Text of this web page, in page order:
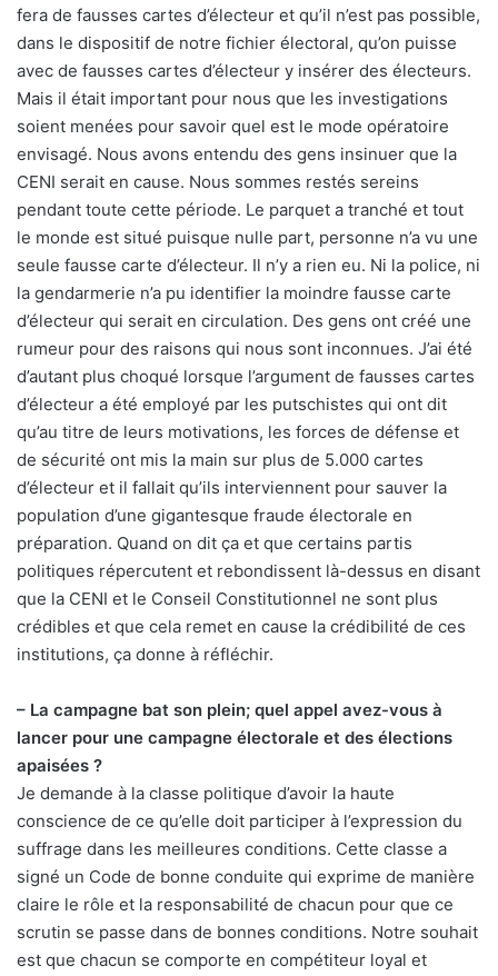
fera de fausses cartes d’électeur et qu’il n’est pas possible,
dans le dispositif de notre fichier électoral, qu’on puisse
avec de fausses cartes d’électeur y insérer des électeurs.
Mais il était important pour nous que les investigations
soient menées pour savoir quel est le mode opératoire
envisagé. Nous avons entendu des gens insinuer que la
CENI serait en cause. Nous sommes restés sereins
pendant toute cette période. Le parquet a tranché et tout
le monde est situé puisque nulle part, personne n’a vu une
seule fausse carte d’électeur. Il n’y a rien eu. Ni la police, ni
la gendarmerie n’a pu identifier la moindre fausse carte
d’électeur qui serait en circulation. Des gens ont créé une
rumeur pour des raisons qui nous sont inconnues. J’ai été
d’autant plus choqué lorsque l’argument de fausses cartes
d’électeur a été employé par les putschistes qui ont dit
qu’au titre de leurs motivations, les forces de défense et
de sécurité ont mis la main sur plus de 5.000 cartes
d’électeur et il fallait qu’ils interviennent pour sauver la
population d’une gigantesque fraude électorale en
préparation. Quand on dit ça et que certains partis
politiques répercutent et rebondissent là-dessus en disant
que la CENI et le Conseil Constitutionnel ne sont plus
crédibles et que cela remet en cause la crédibilité de ces
institutions, ça donne à réfléchir.
– La campagne bat son plein; quel appel avez-vous à
lancer pour une campagne électorale et des élections
apaisées ?
Je demande à la classe politique d’avoir la haute
conscience de ce qu’elle doit participer à l’expression du
suffrage dans les meilleures conditions. Cette classe a
signé un Code de bonne conduite qui exprime de manière
claire le rôle et la responsabilité de chacun pour que ce
scrutin se passe dans de bonnes conditions. Notre souhait
est que chacun se comporte en compétiteur loyal et